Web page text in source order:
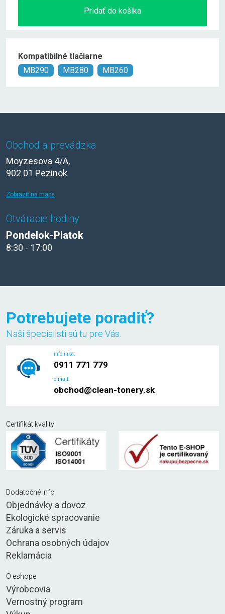
Pridať do košíka
Kompatibilné tlačiarne
MB290
MB280 MB260
Obchod a prevádzka
Moyzesova 4/A,
902 01 Pezinok
Zobraziť na mape
Otváracie hodiny
Pondelok-Piatok
8:30 - 17:00
Potrebujete poradiť?
Naši špecialisti sú tu pre Vás.
infolinka:
0911 771 779
e-mail:
obchod@clean-tonery.sk
Certifikát kvality
Dodatočné info
Objednávky a dovoz
Ekologické spracovanie
Záruka a servis
Ochrana osobných údajov
Reklamácia
O eshope
Výrobcovia
Vernostný program